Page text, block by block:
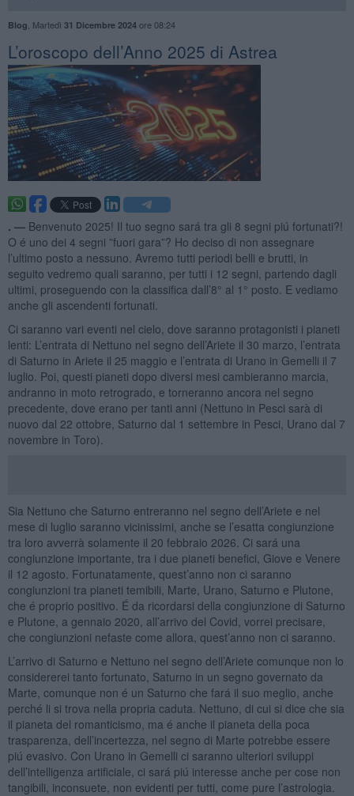
Blog Martedì 31 Dicembre 2024ore 08:24
​L’oroscopo dell’Anno 2025 di Astrea
. — Benvenuto 2025! Il tuo segno sará tra gli 8 segni piú fortunati?!
O é uno dei 4 segni ”fuori gara”? Ho deciso di non assegnare
l’ultimo posto a nessuno. Avremo tutti periodi belli e brutti, in
seguito vedremo quali saranno, per tutti i 12 segni, partendo dagli
ultimi, proseguendo con la classifica dall’8° al 1° posto. E vediamo
anche gli ascendenti fortunati.
Ci saranno vari eventi nel cielo, dove saranno protagonisti i pianeti
lenti: L’entrata di Nettuno nel segno dell’Ariete il 30 marzo, l’entrata
di Saturno in Ariete il 25 maggio e l’entrata di Urano in Gemelli il 7
luglio. Poi, questi pianeti dopo diversi mesi cambieranno marcia,
andranno in moto retrogrado, e torneranno ancora nel segno
precedente, dove erano per tanti anni (Nettuno in Pesci sarà di
nuovo dal 22 ottobre, Saturno dal 1 settembre in Pesci, Urano dal 7
novembre in Toro).
Sia Nettuno che Saturno entreranno nel segno dell’Ariete e nel
mese di luglio saranno vicinissimi, anche se l’esatta congiunzione
tra loro avverrà solamente il 20 febbraio 2026. Ci sará una
congiunzione importante, tra i due pianeti benefici, Giove e Venere
il 12 agosto. Fortunatamente, quest’anno non ci saranno
congiunzioni tra pianeti temibili, Marte, Urano, Saturno e Plutone,
che é proprio positivo. É da ricordarsi della congiunzione di Saturno
e Plutone, a gennaio 2020, all’arrivo del Covid, vorrei precisare,
che congiunzioni nefaste come allora, quest’anno non ci saranno.
L’arrivo di Saturno e Nettuno nel segno dell’Ariete comunque non lo
considererei tanto fortunato, Saturno in un segno governato da
Marte, comunque non é un Saturno che fará il suo meglio, anche
perché li si trova nella propria caduta. Nettuno, di cui si dice che sia
il pianeta del romanticismo, ma é anche il pianeta della poca
trasparenza, dell’incertezza, nel segno di Marte potrebbe essere
piú evasivo. Con Urano in Gemelli ci saranno ulteriori sviluppi
dell’intelligenza artificiale, ci sará piú interesse anche per cose non
tangibili, inconsuete, non evidenti per tutti, come pure l’astrologia.